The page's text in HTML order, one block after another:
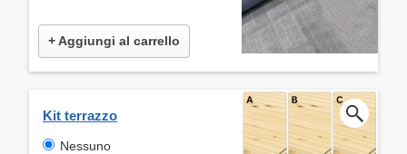
+ Aggiungi al carrello
Kit terrazzo
Nessuno